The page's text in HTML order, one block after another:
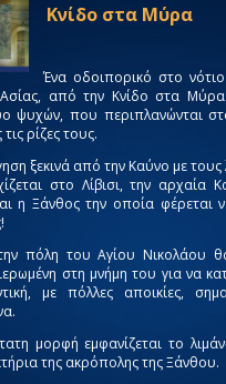
Κνίδο στα Μύρα
Ένα οδοιπορικό στο
από την Κνίδο στα
ψυχών, που περιπλανώνται
ρίζες τους.
ξεκινά από την Καύνο με
στο Λίβισι, την αρχαία
η Ξάνθος την οποία φέρεται
πόλη του Αγίου Νικολάου
στη μνήμη του για να
με πόλλες αποικίες,
μορφή εμφανίζεται το
της ακρόπολης της Ξάνθου.